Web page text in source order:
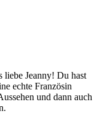
liebe Jeanny! Du hast
echte Französin
und dann auch